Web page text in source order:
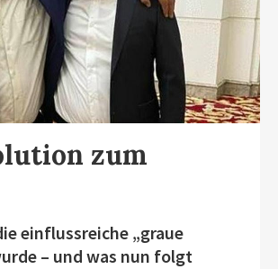
zum
einflussreiche „graue
– und was nun folgt